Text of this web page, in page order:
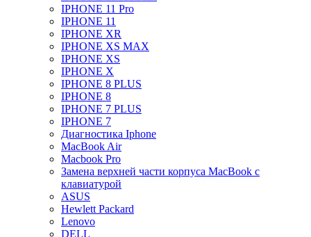
IPHONE 11 Pro
IPHONE 11
IPHONE XR
IPHONE XS MAX
IPHONE XS
IPHONE X
IPHONE 8 PLUS
IPHONE 8
IPHONE 7 PLUS
IPHONE 7
Диагностика Iphone
MacBook Air
Macbook Pro
Замена верхней части корпуса MacBook с
клавиатурой
ASUS
Hewlett Packard
Lenovo
DELL